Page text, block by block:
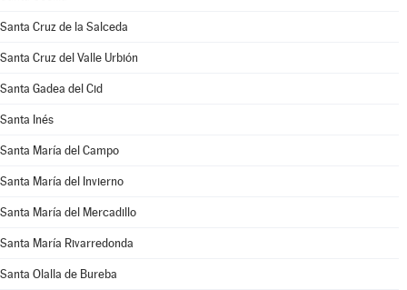
Santa Cruz de la Salceda
Santa Cruz del Valle Urbión
Santa Gadea del Cid
Santa Inés
Santa María del Campo
Santa María del Invierno
Santa María del Mercadillo
Santa María Rivarredonda
Santa Olalla de Bureba